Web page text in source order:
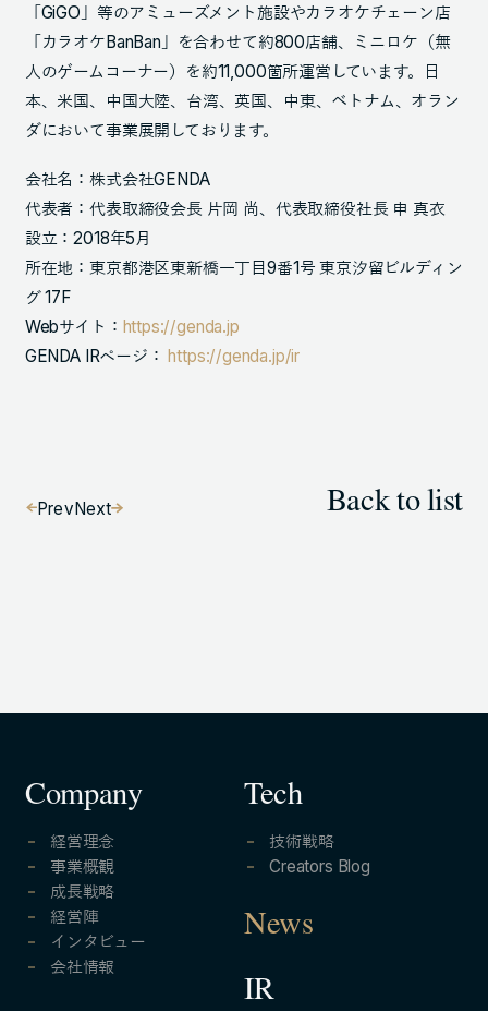
「GiGO」等のアミューズメント施設やカラオケチェーン店
「カラオケBanBan」を合わせて約800店舗、ミニロケ（無
人のゲームコーナー）を約11,000箇所運営しています。日
本、米国、中国大陸、台湾、英国、中東、ベトナム、オラン
ダにおいて事業展開しております。
会社名：株式会社GENDA
代表者：代表取締役会長 片岡 尚、代表取締役社長 申 真衣
設立：2018年5月
所在地：東京都港区東新橋一丁目9番1号 東京汐留ビルディン
グ 17F
Webサイト： https://genda.jp
GENDA IRページ：https://genda.jp/ir
PrevNext Back to list
Company
経営理念
事業概観
成長戦略
経営陣
インタビュー
会社情報
Tech
技術戦略
Creators Blog
News
IR